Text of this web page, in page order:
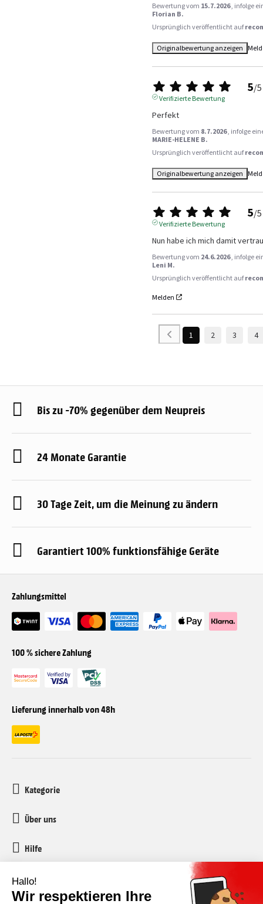
Bewertung vom 15.7.2026 , infolge
Florian B.
Ursprünglich veröffentlicht auf
Originalbewertung anzeigen
5/5
Verifizierte Bewertung
Perfekt
Bewertung vom 8.7.2026 , infolge
MARIE-HELENE B.
Ursprünglich veröffentlicht auf
Originalbewertung anzeigen
5/5
Verifizierte Bewertung
Nun habe ich mich damit
Bewertung vom 24.6.2026 , infolge
Leni M.
Ursprünglich veröffentlicht auf
Melden
1 2 3 4
Bis zu -70% gegenüber dem Neupreis
24 Monate Garantie
30 Tage Zeit, um die Meinung zu ändern
Garantiert 100% funktionsfähige Geräte
Zahlungsmittel
100 % sichere Zahlung
Lieferung innerhalb von 48h
Kategorie
Über uns
Hilfe
Kundenservice